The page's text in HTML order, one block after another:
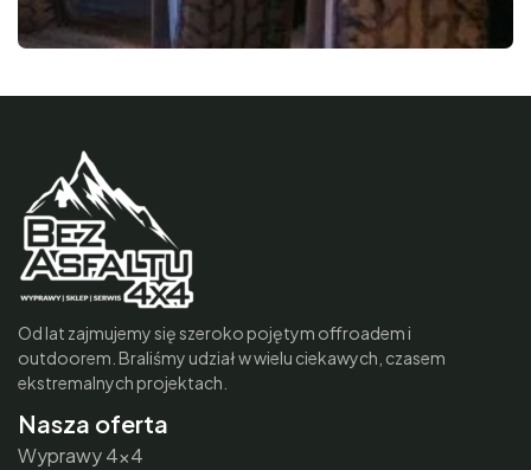
Od lat zajmujemy się szeroko pojętym offroadem i
outdoorem. Braliśmy udział w wielu ciekawych, czasem
ekstremalnych projektach.
Nasza oferta
Wyprawy 4×4